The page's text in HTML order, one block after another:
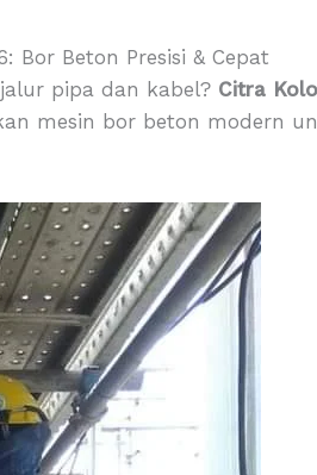
Bor Beton Presisi & Cepat
pipa dan kabel? Citra
mesin bor beton modern